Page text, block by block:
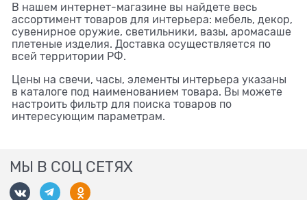
В нашем интернет-магазине вы найдете весь
ассортимент товаров для интерьера: мебель, декор,
сувенирное оружие, светильники, вазы, аромасаше
плетеные изделия. Доставка осуществляется по
всей территории РФ.
Цены на свечи, часы, элементы интерьера указаны
в каталоге под наименованием товара. Вы можете
настроить фильтр для поиска товаров по
интересующим параметрам.
МЫ В СОЦ СЕТЯХ